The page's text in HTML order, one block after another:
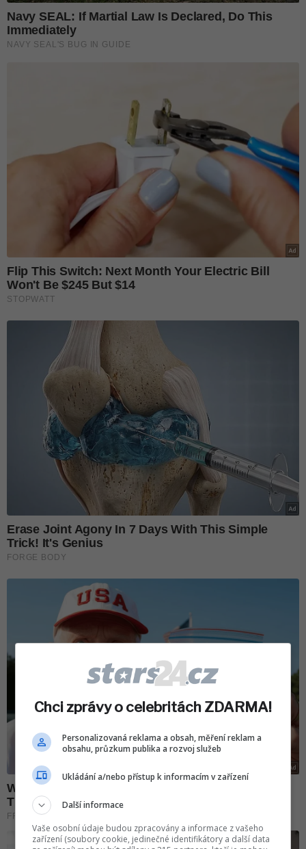
Chci zprávy o celebritách ZDARMA!
Personalizovaná reklama a obsah, měření reklam a
obsahu, průzkum publika a rozvoj služeb
Ukládání a/nebo přístup k informacím v zařízení
Další informace
Vaše osobní údaje budou zpracovány a informace z vašeho
zařízení (soubory cookie, jedinečné identifikátory a další data